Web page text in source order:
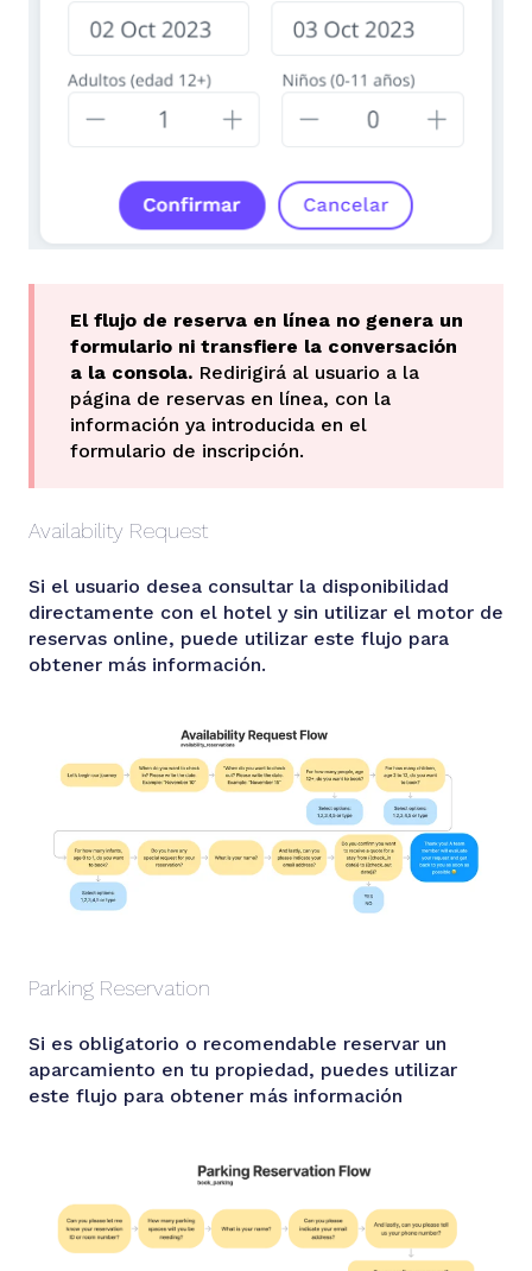
El flujo de reserva en línea no genera un
formulario ni transfiere la conversación
a la consola. Redirigirá al usuario a la
página de reservas en línea, con la
información ya introducida en el
formulario de inscripción.
Availability Request
Si el usuario desea consultar la disponibilidad
directamente con el hotel y sin utilizar el motor de
reservas online, puede utilizar este flujo para
obtener más información.
Parking Reservation
Si es obligatorio o recomendable reservar un
aparcamiento en tu propiedad, puedes utilizar
este flujo para obtener más información